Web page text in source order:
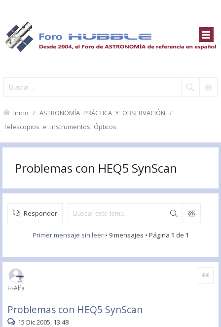
Inicio ASTRONOMÍA PRÁCTICA Y OBSERVACIÓN
Telescopios e Instrumentos Ópticos
Problemas con HEQ5 SynScan
Responder
Primer mensaje sin leer• 9 mensajes • Página 1 de 1
H-Alfa
Problemas con HEQ5 SynScan
Citar
15 Dic 2005, 13:48